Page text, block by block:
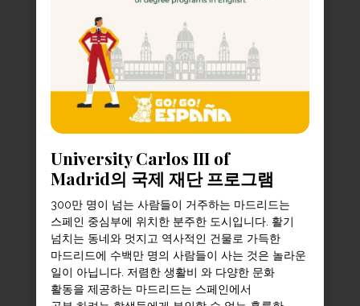
University Carlos III of
Madrid의 국제 재단 프로그램
300만 명이 넘는 사람들이 거주하는 마드리드는
스페인 중심부에 위치한 분주한 도시입니다. 활기
넘치는 동네와 멋지고 역사적인 건물로 가득한
마드리드에 수백만 명의 사람들이 사는 것은 놀라운
일이 아닙니다. 저렴한 생활비 와 다양한 문화
활동을 제공하는 마드리드는 스페인에서